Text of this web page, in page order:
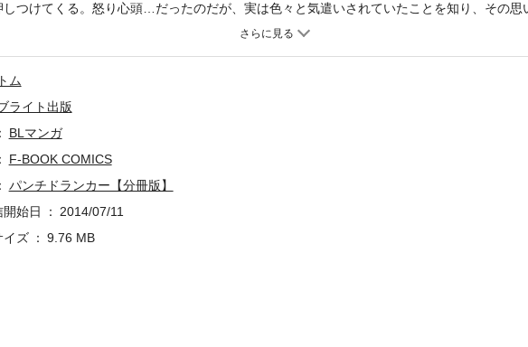
つけてくる。怒り心頭…だったのだが、実は色々と気遣いされていたことを知り、その思
されて…？ 年下ドS上司×くたびれリーマンのオフィスラブ☆
ム
ライト出版
BLマンガ
F-BOOK COMICS
パンチドランカー【分冊版】
始日
2014/07/11
イズ
9.76 MB